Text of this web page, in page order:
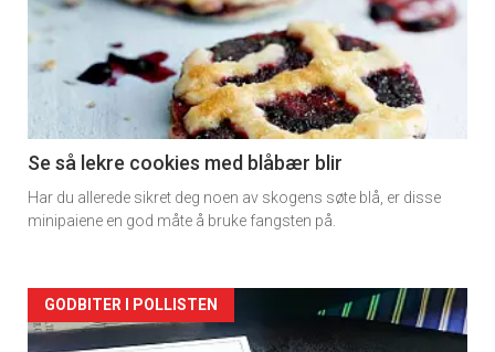
detail
-
section
11
Dagens
Se så lekre cookies med blåbær blir
Har du allerede sikret deg noen av skogens søte blå, er disse
minipaiene en god måte å bruke fangsten på.
Artikler
GODBITER I POLLISTEN